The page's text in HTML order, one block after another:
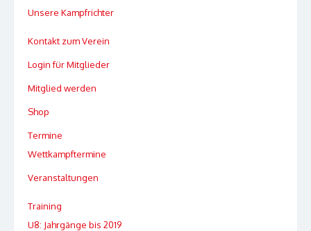
Unsere Kampfrichter
Kontakt zum Verein
Login für Mitglieder
Mitglied werden
Shop
Termine
Wettkampftermine
Veranstaltungen
Training
U8: Jahrgänge bis 2019